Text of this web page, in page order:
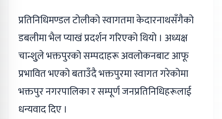
प्रतिनिधिमण्डल टोलीको स्वागतमा केदारनाथसँगैको
डबलीमा भैल प्याखं प्रदर्शन गरिएको थियो । अध्यक्ष
चान्शुुले भक्तपुरको सम्पदाहरू अवलोकनबाट आफू
प्रभावित भएको बताउँदै भक्तपुरमा स्वागत गरेकोमा
भक्तपुर नगरपालिका र सम्पूर्ण जनप्रतिनिधिहरूलाई
धन्यवाद दिए ।